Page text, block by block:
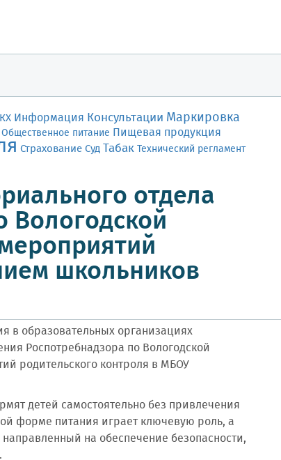
Информация Консультации Маркировка
Общественное питание Пищевая продукция
СтрахованиеСудТабакТехнический регламент
отдела
Вологодской
школьников
в образовательных организациях
Роспотребнадзора по Вологодской
родительского контроля в МБОУ
детей самостоятельно без привлечения
форме питания играет ключевую роль, а
на обеспечение безопасности,